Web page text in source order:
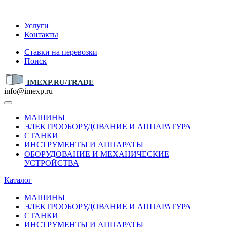
Услуги
Контакты
Ставки на перевозки
Поиск
IMEXP.RU/TRADE
info@imexp.ru
МАШИНЫ
ЭЛЕКТРООБОРУДОВАНИЕ И АППАРАТУРА
СТАНКИ
ИНСТРУМЕНТЫ И АППАРАТЫ
ОБОРУДОВАНИЕ И МЕХАНИЧЕСКИЕ
УСТРОЙСТВА
Каталог
МАШИНЫ
ЭЛЕКТРООБОРУДОВАНИЕ И АППАРАТУРА
СТАНКИ
ИНСТРУМЕНТЫ И АППАРАТЫ